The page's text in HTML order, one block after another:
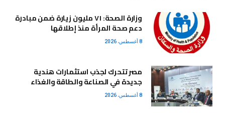
وزارة الصحة: ٧١ مليون زيارة ضمن مبادرة
دعم صحة المرأة منذ إطلاقها
8 أغسطس، 2026
مصر تتحرك لجذب استثمارات هندية
جديدة في الصناعة والطاقة والغذاء
8 أغسطس، 2026